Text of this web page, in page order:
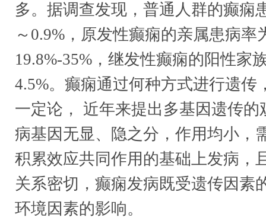
多。据调查发现，普通人群的癫痫
～0.9%，原发性癫痫的亲属患病率
19.8%-35%，继发性癫痫的阳性家
4.5%。癫痫通过何种方式进行遗传
一定论， 近年来提出多基因遗传的
病基因无显、隐之分，作用均小，
积累效应共同作用的基础上发病，
关系密切，癫痫发病既受遗传因素
环境因素的影响。